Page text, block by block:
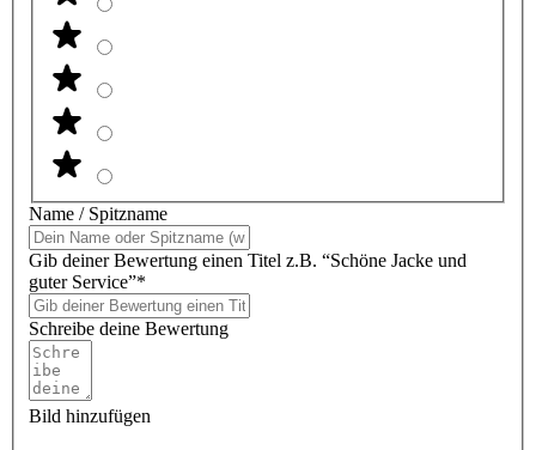
Name / Spitzname
Gib deiner Bewertung einen Titel z.B. “Schöne Jacke und
guter Service”*
Schreibe deine Bewertung
Bild hinzufügen